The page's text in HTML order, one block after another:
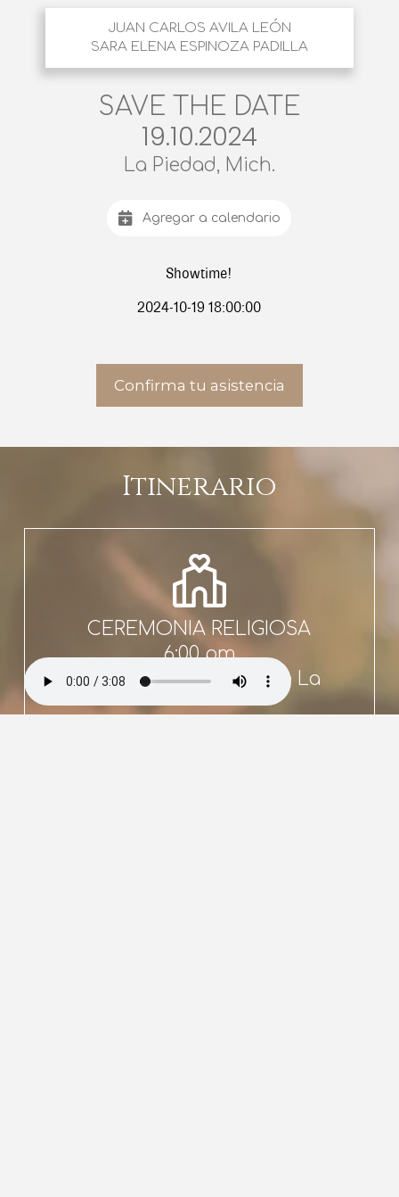
JUAN CARLOS AVILA LEÓN
SARA ELENA ESPINOZA PADILLA
SAVE THE DATE
19.10.2024
La Piedad, Mich.
Agregar a calendario
Showtime!
2024-10-19 18:00:00
Confirma tu asistencia
Itinerario
CEREMONIA RELIGIOSA
6:00 pm
Santuario del Señor de La